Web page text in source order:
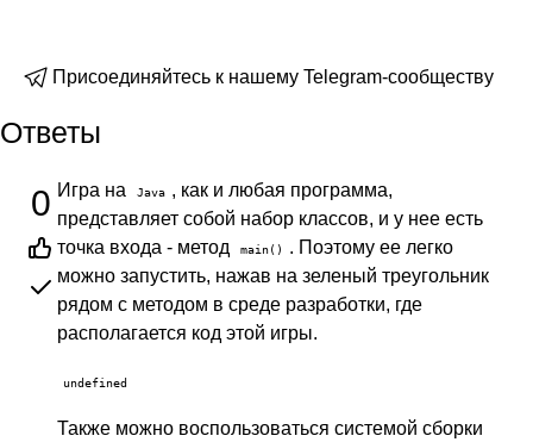
Присоединяйтесь к нашему Telegram-сообществу
Ответы
0 Игра на Java , как и любая программа,
представляет собой набор классов, и у нее есть
точка входа - метод
main()
. Поэтому ее легко
можно запустить, нажав на зеленый треугольник
рядом с методом в среде разработки, где
располагается код этой игры.
undefined
Также можно воспользоваться системой сборки